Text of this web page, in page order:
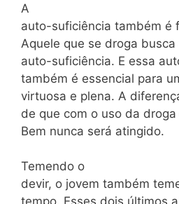
A
auto-suficiência também é
Aquele que se droga busca
auto-suficiência. E essa
também é essencial para
virtuosa e plena. A
de que com o uso da droga
Bem nunca será atingido.
Temendo o
devir, o jovem também